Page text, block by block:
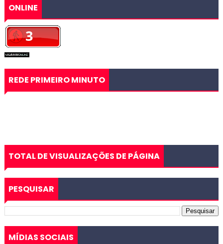
ONLINE
REDE PRIMEIRO MINUTO
TOTAL DE VISUALIZAÇÕES DE PÁGINA
PESQUISAR
MÍDIAS SOCIAIS